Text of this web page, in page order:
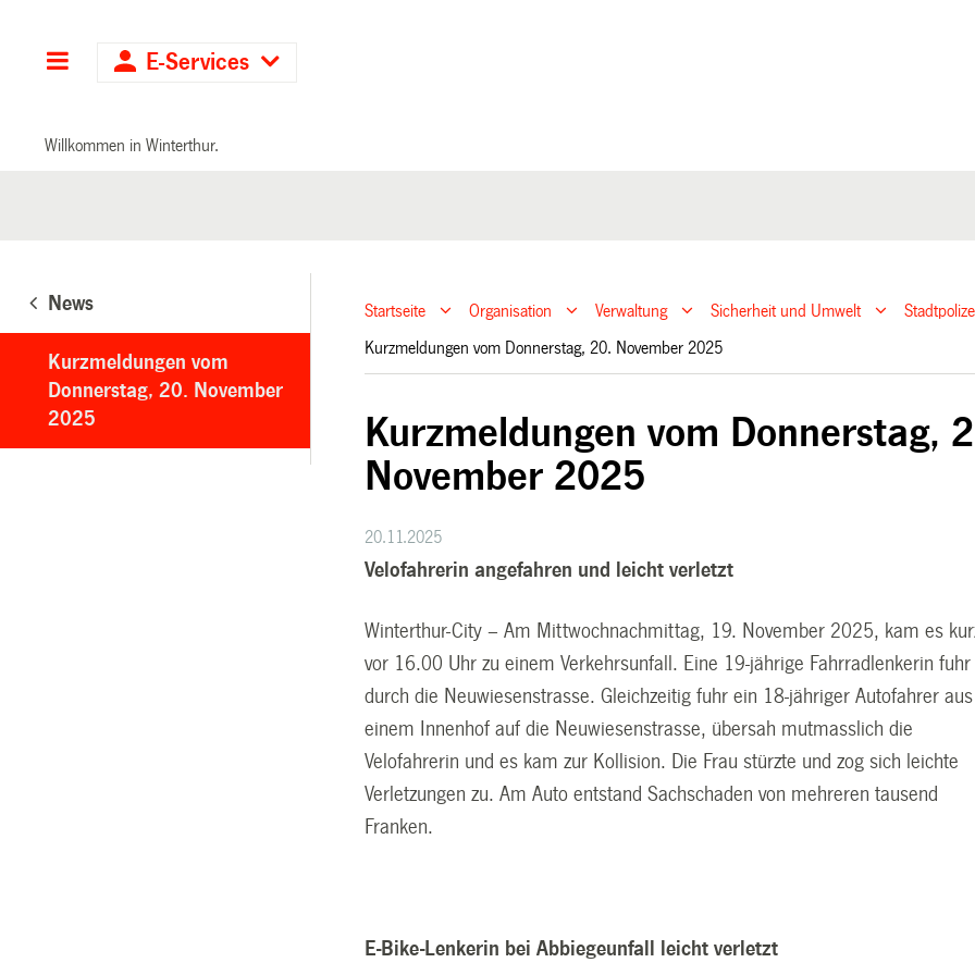
Hauptnavigation
E-Services
Willkommen in Winterthur.
News
Kurzmeldungen vom
Donnerstag, 20. November
2025
Startseite Organisation Verwaltung Sicherheit und Umwelt
Kurzmeldungen vom Donnerstag, 20. November 2025
Kurzmeldungen vom Donnerstag,
November 2025
20.11.2025
Velofahrerin angefahren und leicht verletzt
Winterthur-City – Am Mittwochnachmittag, 19. November 2025, kam es
vor 16.00 Uhr zu einem Verkehrsunfall. Eine 19-jährige Fahrradlenkerin fuhr
durch die Neuwiesenstrasse. Gleichzeitig fuhr ein 18-jähriger Autofahrer aus
einem Innenhof auf die Neuwiesenstrasse, übersah mutmasslich die
Velofahrerin und es kam zur Kollision. Die Frau stürzte und zog sich leichte
Verletzungen zu. Am Auto entstand Sachschaden von mehreren tausend
Franken.
E-Bike-Lenkerin bei Abbiegeunfall leicht verletzt